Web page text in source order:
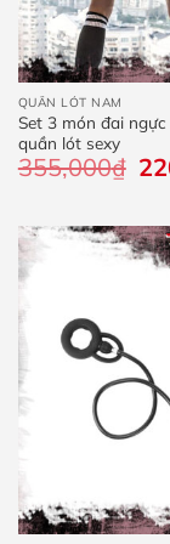
QUẦN LÓT NAM
Set 3 món đai
quần lót sexy
355,000₫ Giá
gốc